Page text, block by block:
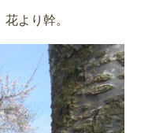
より幹。